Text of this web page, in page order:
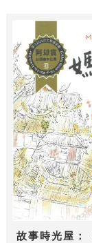
故事時光屋：